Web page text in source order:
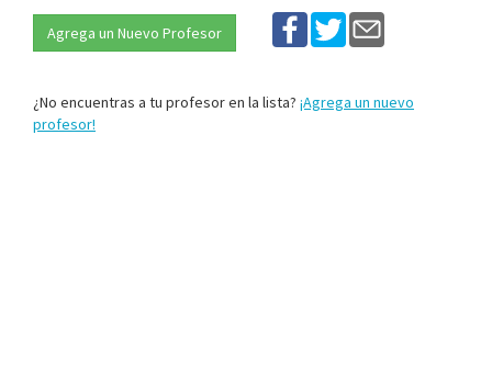
Agrega un Nuevo Profesor
¿No encuentras a tu profesor en la lista? ¡Agrega un nuevo
profesor!